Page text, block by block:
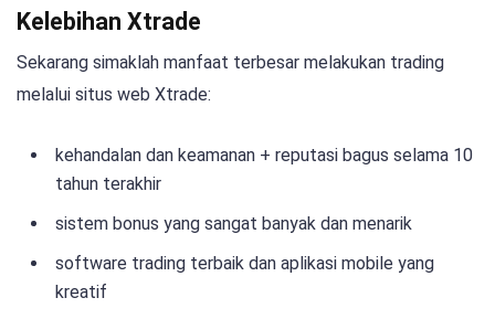
Kelebihan Xtrade
Sekarang simaklah manfaat terbesar melakukan trading
melalui situs web Xtrade:
kehandalan dan keamanan + reputasi bagus selama 10
tahun terakhir
sistem bonus yang sangat banyak dan menarik
software trading terbaik dan aplikasi mobile yang
kreatif